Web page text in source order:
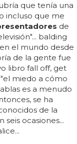
que tenía una
incluso que me
de
balding
el mundo desde
de la gente fue
libro fall off, get
miedo a cómo
es a menudo
se ha
de la
ocasiones...